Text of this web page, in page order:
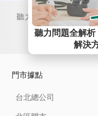
聽力百科 聽力故
門市據點
台北總公司